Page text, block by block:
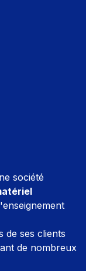
société
de ses clients
de nombreux